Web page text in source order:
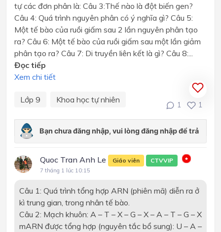
tự các đơn phân là: Câu 3:Thế nào là đột biến gen?
Câu 4: Quá trình nguyên phân có ý nghĩa gì? Câu 5:
Một tế bào của ruồi giấm sau 2 lần nguyên phân tạo
ra? Câu 6: Một tế bào của ruồi giấm sau một lần giảm
phân tạo ra? Câu 7: Di truyền liên kết là gì? Câu 8:...
Đọc tiếp
Xem chi tiết
Lớp 9 Khoa học tự nhiên
1 1
Quoc Tran Anh Le Giáo viên CTVVIP
7 tháng 1 lúc 10:15
Câu 1: Quá trình tổng hợp ARN (phiên mã) diễn ra ở
kì trung gian, trong nhân tế bào.
Câu 2: Mạch khuôn: A – T – X – G – X – A – T – G – X
mARN được tổng hợp (nguyên tắc bổ sung): U – A –